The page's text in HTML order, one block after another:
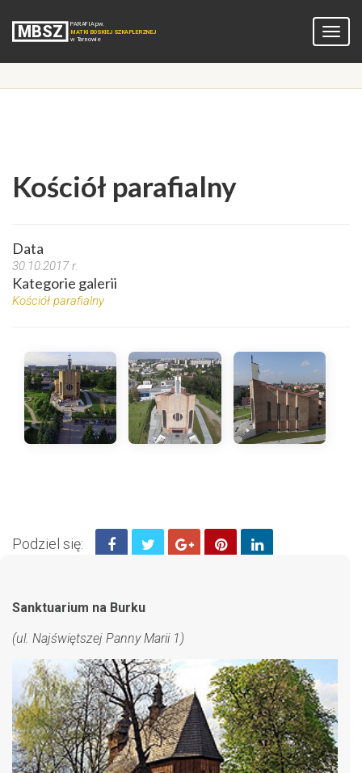
Kościół parafialny
Data
30.10.2017 r.
Kategorie galerii
Kościół parafialny
Podziel się:
Sanktuarium na Burku
(ul. Najświętszej Panny Marii 1)